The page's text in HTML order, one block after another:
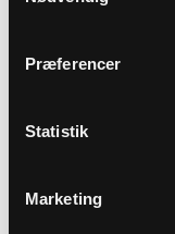
Præferencer
Statistik
Marketing